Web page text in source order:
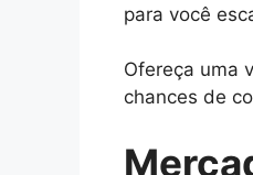
para você
Ofereça uma
chances de